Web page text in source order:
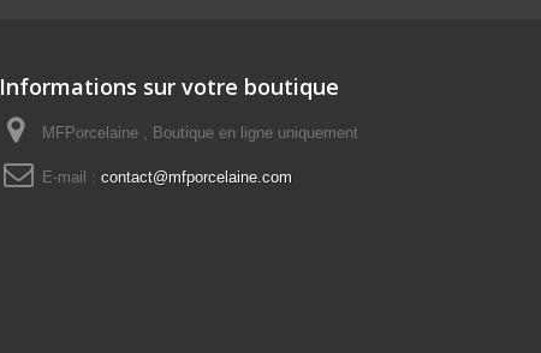
Informations sur votre boutique
MFPorcelaine , Boutique en ligne uniquement
E-mail : contact@mfporcelaine.com